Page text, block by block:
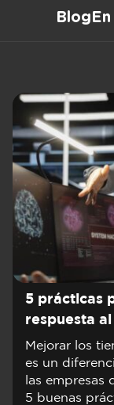
Blog
5 prácticas
respuesta
Mejorar los
es un
las empresas
5 buenas